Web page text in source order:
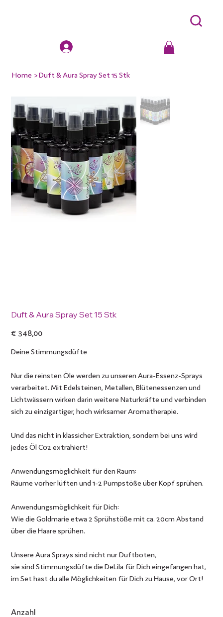
Home >Duft & Aura Spray Set 15 Stk
Duft & Aura Spray Set 15 Stk
€ 348,00
Deine Stimmungsdüfte
Nur die reinsten Öle werden zu unseren Aura-Essenz-Sprays
verarbeitet. Mit Edelsteinen, Metallen, Blütenessenzen und
Lichtwässern wirken darin weitere Naturkräfte und verbinden
sich zu einzigartiger, hoch wirksamer Aromatherapie.​
Und das nicht in klassicher Extraktion, sondern bei uns wird
jedes Öl C02 extrahiert!
Anwendungsmöglichkeit für den Raum:
Räume vorher lüften und 1-2 Pumpstöße über Kopf sprühen.
Anwendungsmöglichkeit für Dich:
Wie die Goldmarie etwa 2 Sprühstöße mit ca. 20cm Abstand
über die Haare sprühen.
Unsere Aura Sprays sind nicht nur Duftboten,
sie sind Stimmungsdüfte die DeLila für Dich eingefangen hat,
im Set hast du alle Möglichkeiten für Dich zu Hause, vor Ort!
Anzahl